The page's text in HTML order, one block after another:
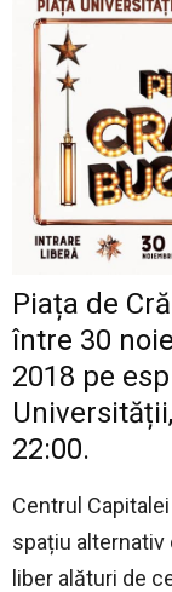
Piața de
între 30
2018 pe
22:00.
Centrul
spațiu alternativ
liber alături de